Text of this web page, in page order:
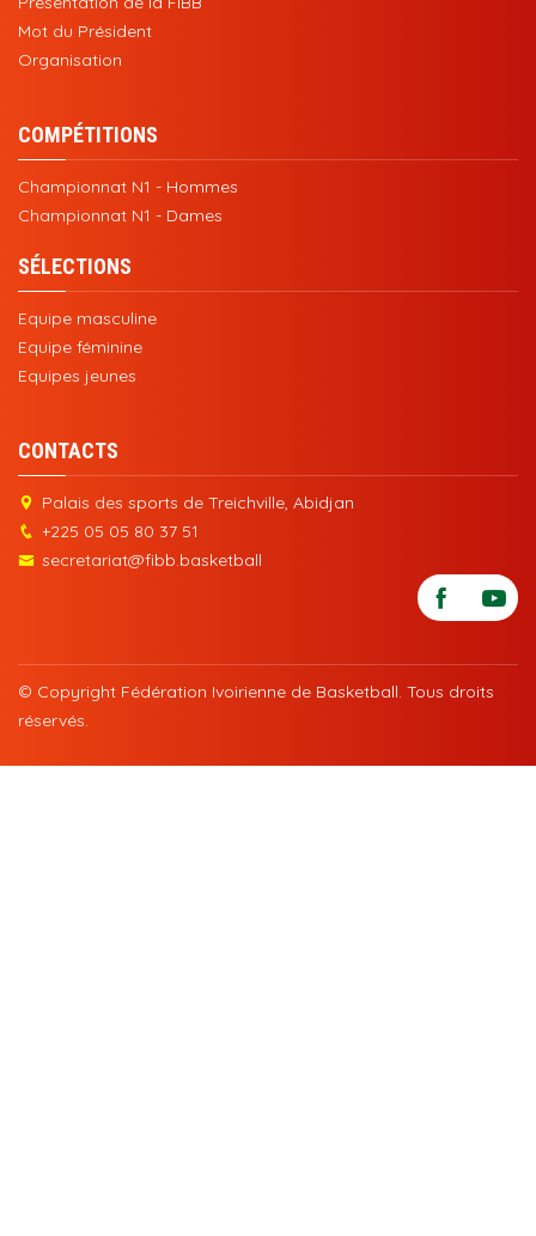
Mot du Président
Organisation
COMPÉTITIONS
Championnat N1 - Hommes
Championnat N1 - Dames
SÉLECTIONS
Equipe masculine
Equipe féminine
Equipes jeunes
CONTACTS
Palais des sports de Treichville, Abidjan
+225 05 05 80 37 51
secretariat@fibb.basketball
© Copyright Fédération Ivoirienne de Basketball. Tous droits
réservés.